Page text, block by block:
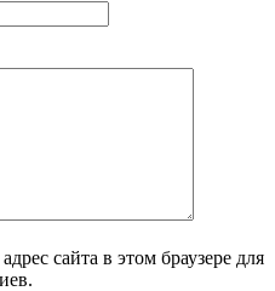
сайта в этом браузере для